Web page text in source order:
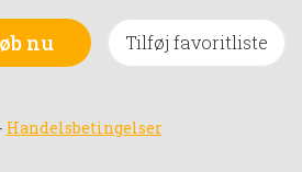
nu Tilføj favoritliste
- Handelsbetingelser